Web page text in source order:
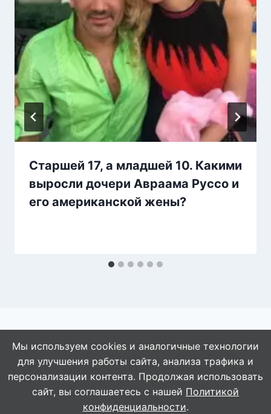
Старшей 17, а младшей 10. Какими
выросли дочери Авраама Руссо и
его американской жены?
© 2026 АбАлдеть!
Мы используем cookies и аналогичные технологии
для улучшения работы сайта, анализа трафика и
персонализации контента. Продолжая использовать
сайт, вы соглашаетесь с нашей Политикой
конфиденциальности.